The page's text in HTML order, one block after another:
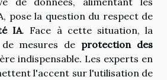
pose la question du respect de
IA. Face à cette situation, la
mesures de protection des
indispensable. Les experts en
l'accent sur l'utilisation de